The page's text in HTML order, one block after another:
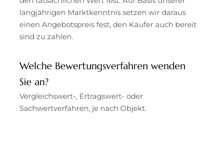
langjährigen Marktkenntnis setzen wir daraus
einen Angebotspreis fest, den Käufer auch bereit
sind zu zahlen.
Welche Bewertungsverfahren wenden
Sie an?
Vergleichswert-, Ertragswert- oder
Sachwertverfahren, je nach Objekt.